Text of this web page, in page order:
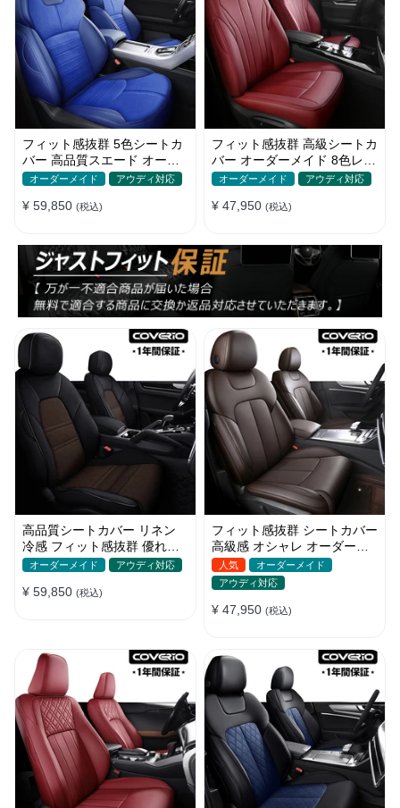
フィット感抜群 5色シートカ
バー 高品質スエード オーダ
ーメイド 防汚防水 耐久性
オーダーメイド アウディ対応
¥ 59,850 (税込)
フィット感抜群 高級シートカ
バー オーダーメイド 8色レザ
ー 撥水・防水加工 全席セッ
オーダーメイド アウディ対応
¥ 47,950 (税込)
高品質シートカバー リネン
冷感 フィット感抜群 優れた
通気性 オーダーメイド 水洗
オーダーメイド アウディ対応
¥ 59,850 (税込)
フィット感抜群 シートカバー
高級感 オシャレ オーダーメ
イド 防水レザー 全席セット
人気
オーダーメイド
アウディ対応
¥ 47,950 (税込)